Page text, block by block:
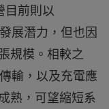
目前則以
展潛力，但也因
規模。相較之
輸，以及充電應
熟，可望縮短系